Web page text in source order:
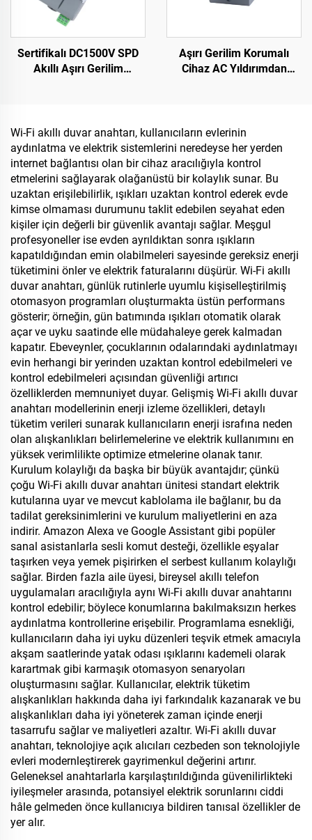
Sertifikalı DC1500V SPD
Akıllı Aşırı Gerilim
Aşırı Gerilim Korumalı
Cihaz AC Yıldırımdan
Wi-Fi akıllı duvar anahtarı, kullanıcıların evlerinin
aydınlatma ve elektrik sistemlerini neredeyse her yerden
internet bağlantısı olan bir cihaz aracılığıyla kontrol
etmelerini sağlayarak olağanüstü bir kolaylık sunar. Bu
uzaktan erişilebilirlik, ışıkları uzaktan kontrol ederek evde
kimse olmaması durumunu taklit edebilen seyahat eden
kişiler için değerli bir güvenlik avantajı sağlar. Meşgul
profesyoneller ise evden ayrıldıktan sonra ışıkların
kapatıldığından emin olabilmeleri sayesinde gereksiz enerji
tüketimini önler ve elektrik faturalarını düşürür. Wi-Fi akıllı
duvar anahtarı, günlük rutinlerle uyumlu kişiselleştirilmiş
otomasyon programları oluşturmakta üstün performans
gösterir; örneğin, gün batımında ışıkları otomatik olarak
açar ve uyku saatinde elle müdahaleye gerek kalmadan
kapatır. Ebeveynler, çocuklarının odalarındaki aydınlatmayı
evin herhangi bir yerinden uzaktan kontrol edebilmeleri ve
kontrol edebilmeleri açısından güvenliği artırıcı
özelliklerden memnuniyet duyar. Gelişmiş Wi-Fi akıllı duvar
anahtarı modellerinin enerji izleme özellikleri, detaylı
tüketim verileri sunarak kullanıcıların enerji israfına neden
olan alışkanlıkları belirlemelerine ve elektrik kullanımını en
yüksek verimlilikte optimize etmelerine olanak tanır.
Kurulum kolaylığı da başka bir büyük avantajdır; çünkü
çoğu Wi-Fi akıllı duvar anahtarı ünitesi standart elektrik
kutularına uyar ve mevcut kablolama ile bağlanır, bu da
tadilat gereksinimlerini ve kurulum maliyetlerini en aza
indirir. Amazon Alexa ve Google Assistant gibi popüler
sanal asistanlarla sesli komut desteği, özellikle eşyalar
taşırken veya yemek pişirirken el serbest kullanım kolaylığı
sağlar. Birden fazla aile üyesi, bireysel akıllı telefon
uygulamaları aracılığıyla aynı Wi-Fi akıllı duvar anahtarını
kontrol edebilir; böylece konumlarına bakılmaksızın herkes
aydınlatma kontrollerine erişebilir. Programlama esnekliği,
kullanıcıların daha iyi uyku düzenleri teşvik etmek amacıyla
akşam saatlerinde yatak odası ışıklarını kademeli olarak
karartmak gibi karmaşık otomasyon senaryoları
oluşturmasını sağlar. Kullanıcılar, elektrik tüketim
alışkanlıkları hakkında daha iyi farkındalık kazanarak ve bu
alışkanlıkları daha iyi yöneterek zaman içinde enerji
tasarrufu sağlar ve maliyetleri azaltır. Wi-Fi akıllı duvar
anahtarı, teknolojiye açık alıcıları cezbeden son teknolojiyle
evleri modernleştirerek gayrimenkul değerini artırır.
Geleneksel anahtarlarla karşılaştırıldığında güvenilirlikteki
iyileşmeler arasında, potansiyel elektrik sorunlarını ciddi
hâle gelmeden önce kullanıcıya bildiren tanısal özellikler de
yer alır.